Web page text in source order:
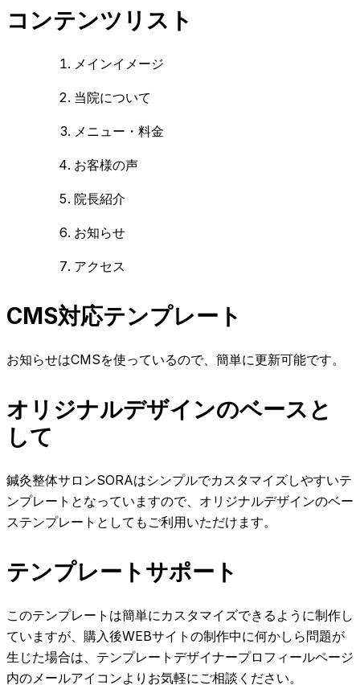
コンテンツリスト
メインイメージ
当院について
メニュー・料金
お客様の声
院長紹介
お知らせ
アクセス
CMS対応テンプレート
お知らせはCMSを使っているので、簡単に更新可能です。
オリジナルデザインのベースと
して
鍼灸整体サロンSORAはシンプルでカスタマイズしやすいテ
ンプレートとなっていますので、オリジナルデザインのベー
ステンプレートとしてもご利用いただけます。
テンプレートサポート
このテンプレートは簡単にカスタマイズできるように制作し
ていますが、購入後WEBサイトの制作中に何かしら問題が
生じた場合は、テンプレートデザイナープロフィールページ
内のメールアイコンよりお気軽にご相談ください。